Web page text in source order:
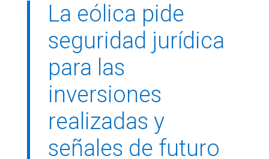
La eólica pide
seguridad jurídica
para las
inversiones
realizadas y
señales de futuro